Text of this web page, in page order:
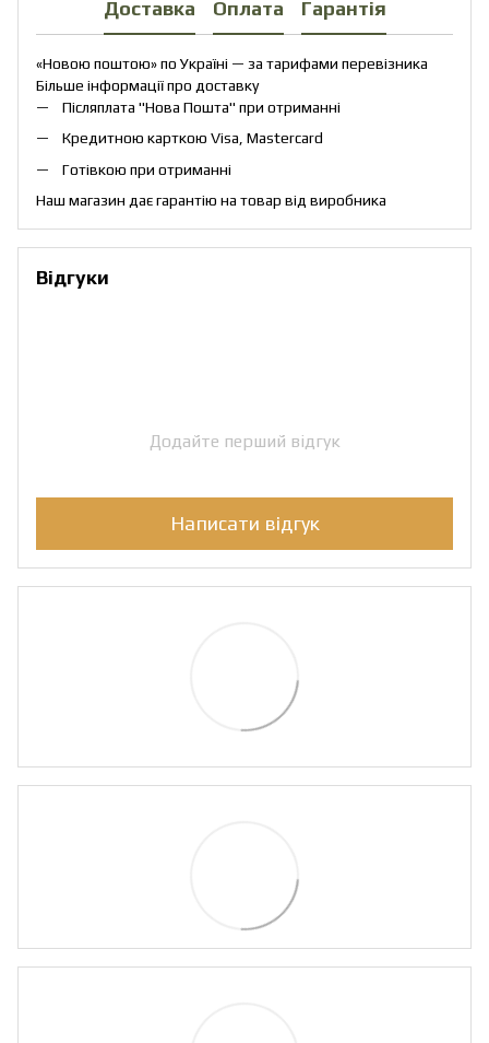
Доставка Оплата Гарантія
«Новою поштою» по Україні — за тарифами перевізника
Більше інформації про доставку
Післяплата "Нова Пошта" при отриманні
Кредитною карткою Visa, Mastercard
Готівкою при отриманні
Наш магазин дає гарантію на товар від виробника
Відгуки
Додайте перший відгук
Написати відгук